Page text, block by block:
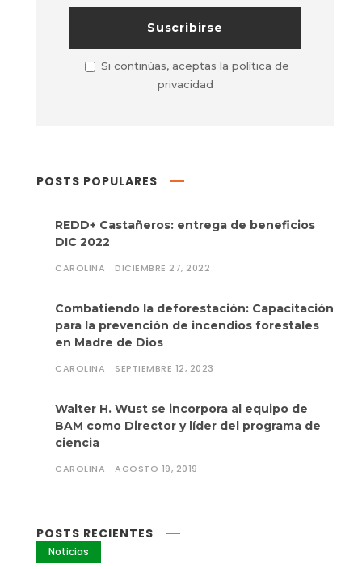
Si continúas, aceptas la política de
privacidad
POSTS POPULARES
REDD+ Castañeros: entrega de beneficios
DIC 2022
CAROLINA DICIEMBRE 27, 2022
Combatiendo la deforestación: Capacitación
para la prevención de incendios forestales
en Madre de Dios
CAROLINA SEPTIEMBRE 12, 2023
Walter H. Wust se incorpora al equipo de
BAM como Director y líder del programa de
ciencia
CAROLINA AGOSTO 19, 2019
POSTS RECIENTES
Noticias